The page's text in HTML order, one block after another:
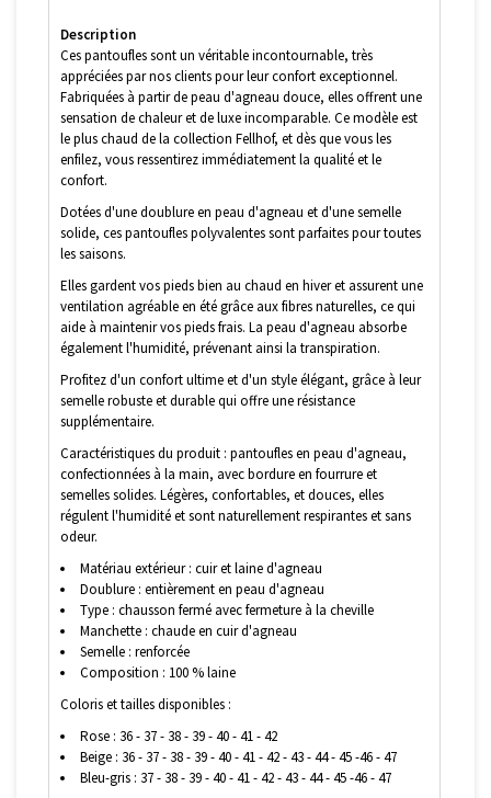
Description
Ces pantoufles sont un véritable incontournable, très
appréciées par nos clients pour leur confort exceptionnel.
Fabriquées à partir de peau d'agneau douce, elles offrent une
sensation de chaleur et de luxe incomparable. Ce modèle est
le plus chaud de la collection Fellhof, et dès que vous les
enfilez, vous ressentirez immédiatement la qualité et le
confort.
Dotées d'une doublure en peau d'agneau et d'une semelle
solide, ces pantoufles polyvalentes sont parfaites pour toutes
les saisons.
Elles gardent vos pieds bien au chaud en hiver et assurent une
ventilation agréable en été grâce aux fibres naturelles, ce qui
aide à maintenir vos pieds frais. La peau d'agneau absorbe
également l'humidité, prévenant ainsi la transpiration.
Profitez d'un confort ultime et d'un style élégant, grâce à leur
semelle robuste et durable qui offre une résistance
supplémentaire.
Caractéristiques du produit : pantoufles en peau d'agneau,
confectionnées à la main, avec bordure en fourrure et
semelles solides. Légères, confortables, et douces, elles
régulent l'humidité et sont naturellement respirantes et sans
odeur.
Matériau extérieur : cuir et laine d'agneau
Doublure : entièrement en peau d'agneau
Type : chausson fermé avec fermeture à la cheville
Manchette : chaude en cuir d'agneau
Semelle : renforcée
Composition : 100 % laine
Coloris et tailles disponibles :
Rose : 36 - 37 - 38 - 39 - 40 - 41 - 42
Beige : 36 - 37 - 38 - 39 - 40 - 41 - 42 - 43 - 44 - 45 -46 - 47
Bleu-gris : 37 - 38 - 39 - 40 - 41 - 42 - 43 - 44 - 45 -46 - 47